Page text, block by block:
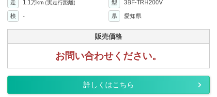
走 1.1万km (実走行距離) 型
3BF-TRH200V
検
- 県 愛知県
販売価格
お問い合わせください。
詳しくはこちら